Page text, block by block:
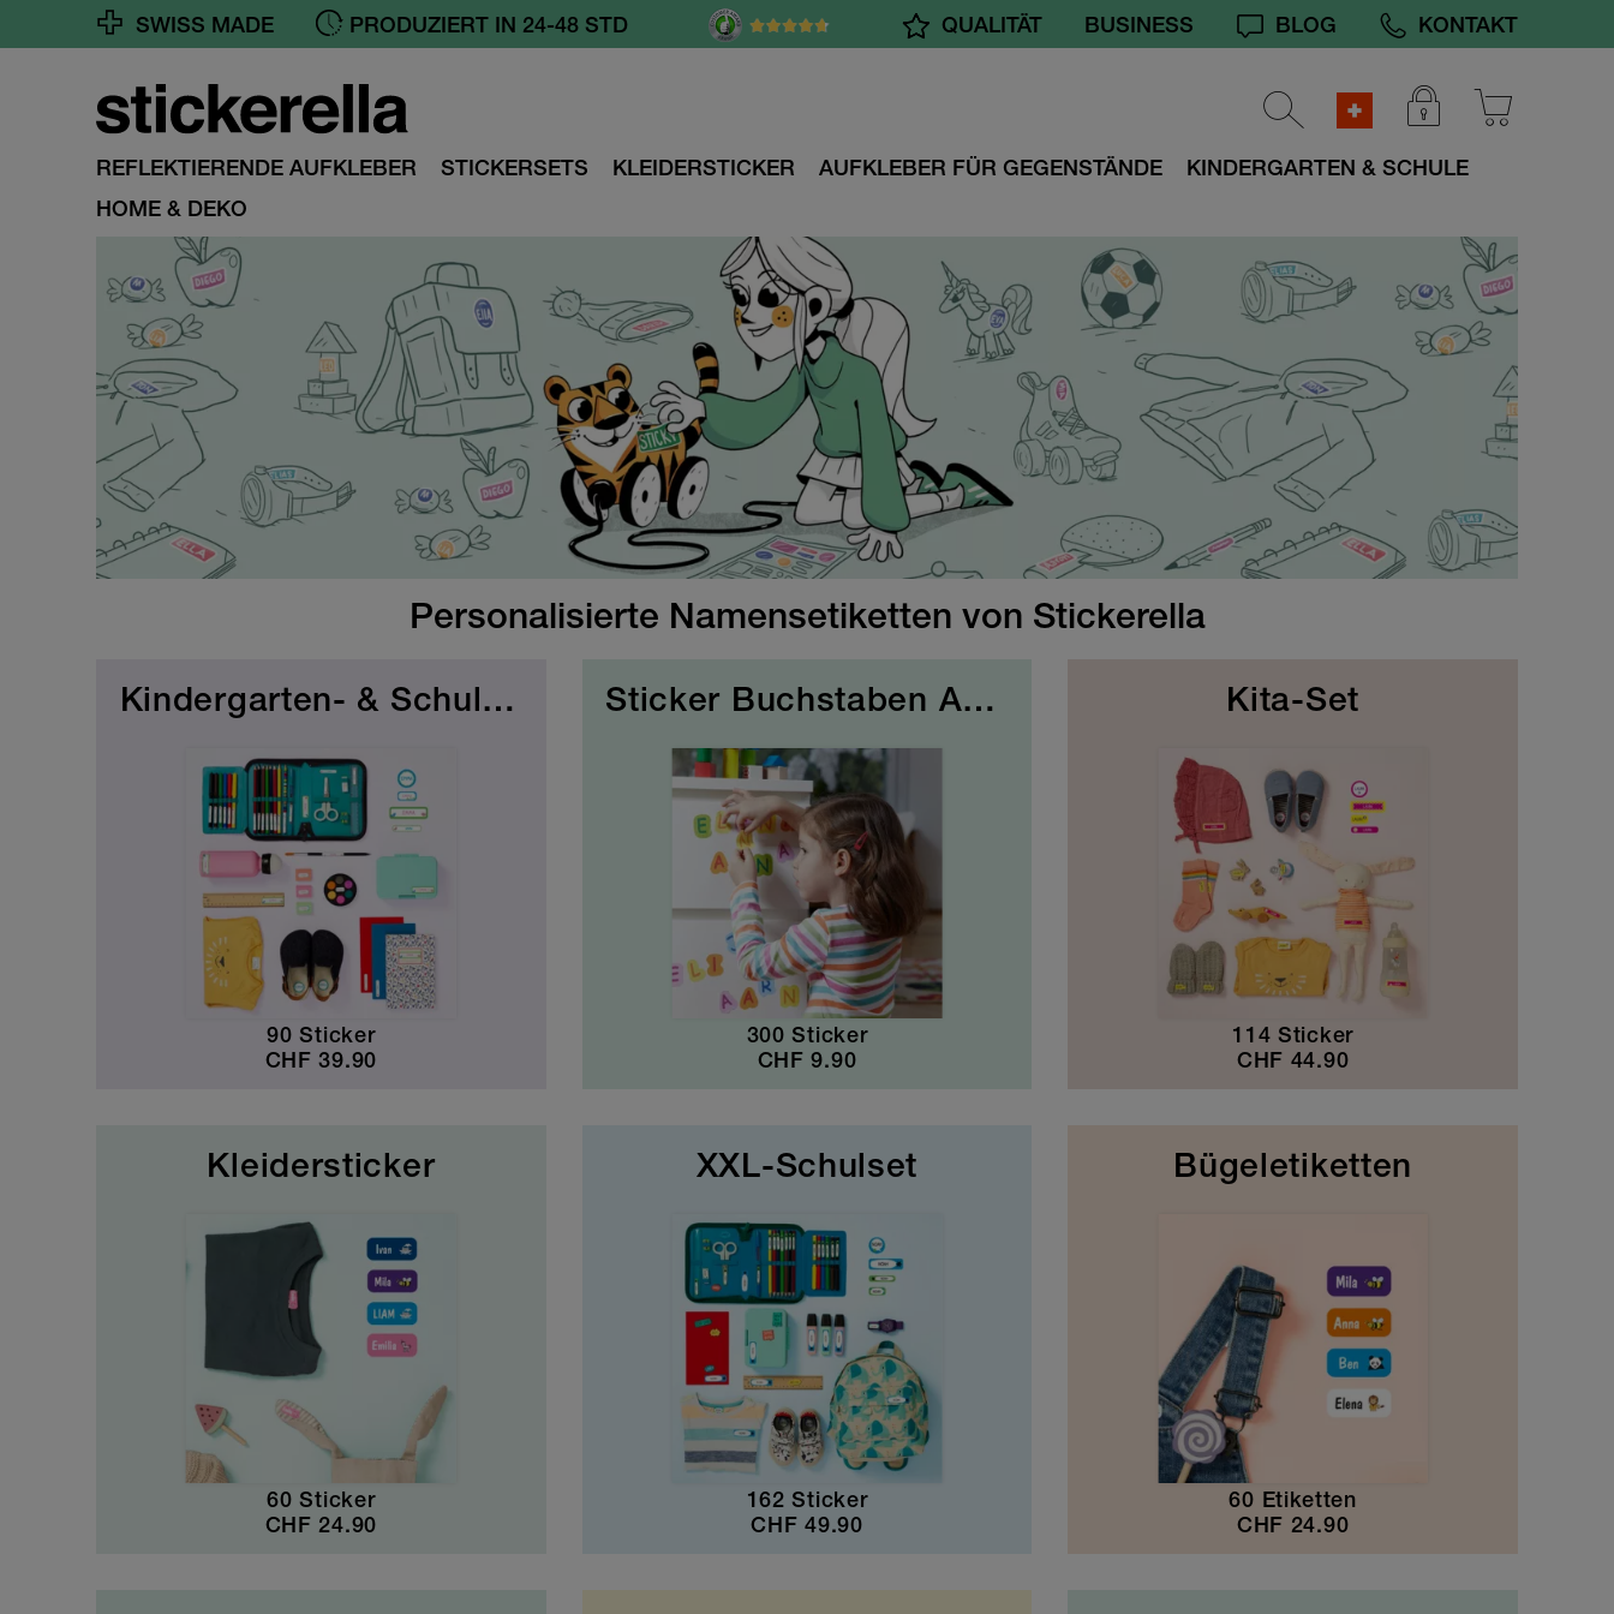
REFLEKTIERENDE AUFKLEBER STICKERSETS KLEIDERSTICKER AUFKLEBER FÜR GEGENSTÄNDE
KINDERGARTEN & SCHULE
HOME & DEKO
SWISS MADE GRATIS VERSAND AB 55.- CHF QUALITÄT BUSINESS BLOG KONTAKT
Personalisierte Namensetiketten von Stickerella
Kindergarten- & Schulset
90 Sticker
CHF 39.90
Sticker Buchstaben ABC Creative Kids
300 Sticker
CHF 9.90
Kita-Set
114 Sticker
CHF 44.90
Kleidersticker
60 Sticker
CHF 24.90
XXL-Schulset
162 Sticker
CHF 49.90
Bügeletiketten
60 Etiketten
CHF 24.90